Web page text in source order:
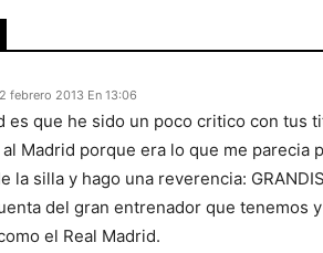
2 febrero 2013 En 13:06
es que he sido un poco critico con tus
Madrid porque era lo que me parecia
la silla y hago una reverencia:
del gran entrenador que tenemos
el Real Madrid.